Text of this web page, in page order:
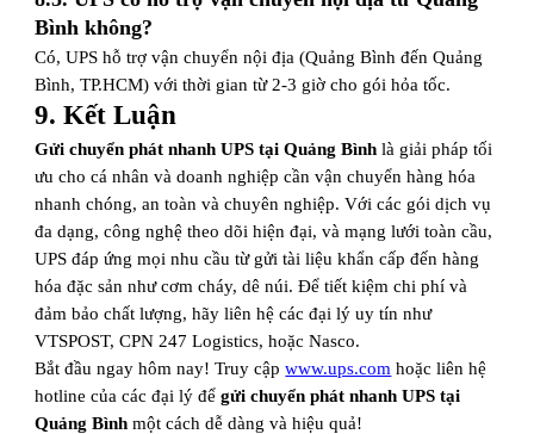
Bình không?
Có, UPS hỗ trợ vận chuyển nội địa (Quảng Bình đến Quảng
Bình, TP.HCM) với thời gian từ 2-3 giờ cho gói hỏa tốc.
9. Kết Luận
Gửi chuyển phát nhanh UPS tại Quảng Bình là giải pháp tối
ưu cho cá nhân và doanh nghiệp cần vận chuyển hàng hóa
nhanh chóng, an toàn và chuyên nghiệp. Với các gói dịch vụ
đa dạng, công nghệ theo dõi hiện đại, và mạng lưới toàn cầu,
UPS đáp ứng mọi nhu cầu từ gửi tài liệu khẩn cấp đến hàng
hóa đặc sản như cơm cháy, dê núi. Để tiết kiệm chi phí và
đảm bảo chất lượng, hãy liên hệ các đại lý uy tín như
VTSPOST, CPN 247 Logistics, hoặc Nasco.
Bắt đầu ngay hôm nay! Truy cập www.ups.com hoặc liên hệ
hotline của các đại lý đểgửi chuyển phát nhanh UPS tại
Quảng Bình một cách dễ dàng và hiệu quả!